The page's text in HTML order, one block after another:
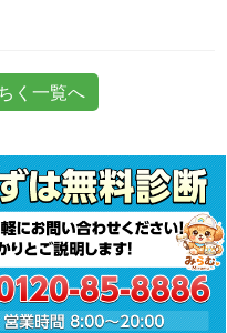
く一覧へ